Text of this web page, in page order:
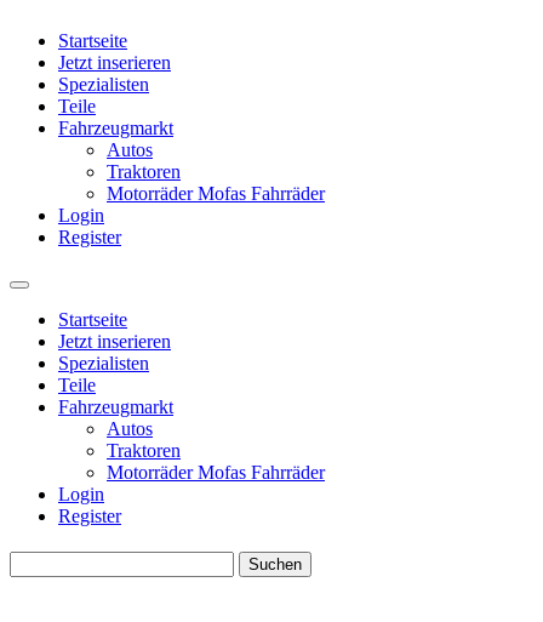
Startseite
Jetzt inserieren
Spezialisten
Teile
Fahrzeugmarkt
Autos
Traktoren
Motorräder Mofas Fahrräder
Login
Register
Startseite
Jetzt inserieren
Spezialisten
Teile
Fahrzeugmarkt
Autos
Traktoren
Motorräder Mofas Fahrräder
Login
Register
nach: